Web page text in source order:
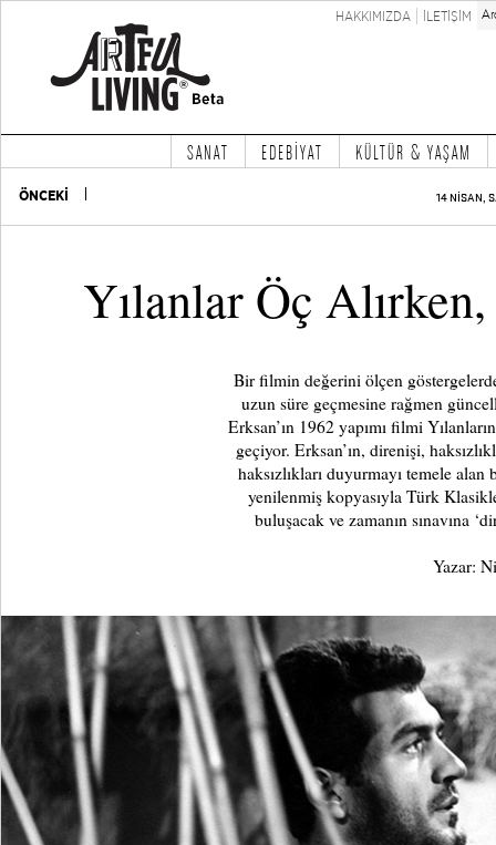
HAKKIMIZDA İLETİŞİM
SANAT EDEBİYAT KÜLTÜR & YAŞAM
ÖNCEKİ 14 NİSAN,
Yılanlar Öç
Bir filmin değerini ölçen
uzun süre geçmesine rağmen
Erksan’ın 1962 yapımı filmi
geçiyor. Erksan’ın, direnişi,
haksızlıkları duyurmayı temele
yenilenmiş kopyasıyla Türk
buluşacak ve zamanın sınavına
Yazar: